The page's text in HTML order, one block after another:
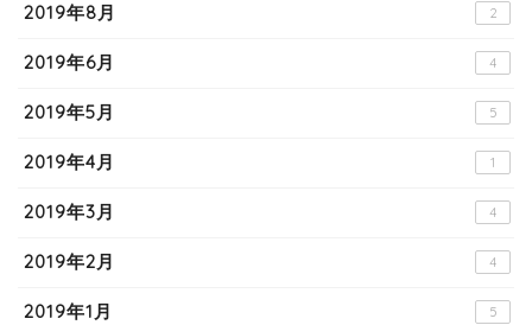
2019年8月 2
2019年6月 4
2019年5月 5
2019年4月 1
2019年3月 4
2019年2月 4
2019年1月 5